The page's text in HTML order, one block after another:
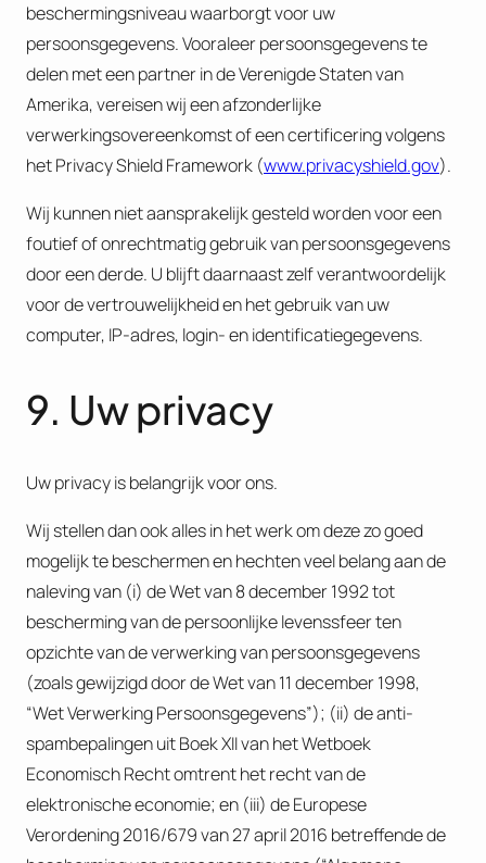
beschermingsniveau waarborgt voor uw
persoonsgegevens. Vooraleer persoonsgegevens te
delen met een partner in de Verenigde Staten van
Amerika, vereisen wij een afzonderlijke
verwerkingsovereenkomst of een certificering volgens
het Privacy Shield Framework (www.privacyshield.gov).
Wij kunnen niet aansprakelijk gesteld worden voor een
foutief of onrechtmatig gebruik van persoonsgegevens
door een derde. U blijft daarnaast zelf verantwoordelijk
voor de vertrouwelijkheid en het gebruik van uw
computer, IP-adres, login- en identificatiegegevens.
9. Uw privacy
Uw privacy is belangrijk voor ons.
Wij stellen dan ook alles in het werk om deze zo goed
mogelijk te beschermen en hechten veel belang aan de
naleving van (i) de Wet van 8 december 1992 tot
bescherming van de persoonlijke levenssfeer ten
opzichte van de verwerking van persoonsgegevens
(zoals gewijzigd door de Wet van 11 december 1998,
“Wet Verwerking Persoonsgegevens”); (ii) de anti-
spambepalingen uit Boek XII van het Wetboek
Economisch Recht omtrent het recht van de
elektronische economie; en (iii) de Europese
Verordening 2016/679 van 27 april 2016 betreffende de